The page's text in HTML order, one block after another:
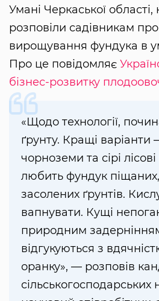
Умані Черкаської області,
розповіли садівникам
вирощування фундука в
Про це повідомляє
бізнес-розвитку
«Щодо технології,
ґрунту. Кращі варіанти
чорноземи та сірі
любить фундук
засолених ґрунтів.
вапнувати. Кущі
природним
відгукуються з
оранку», — розповів